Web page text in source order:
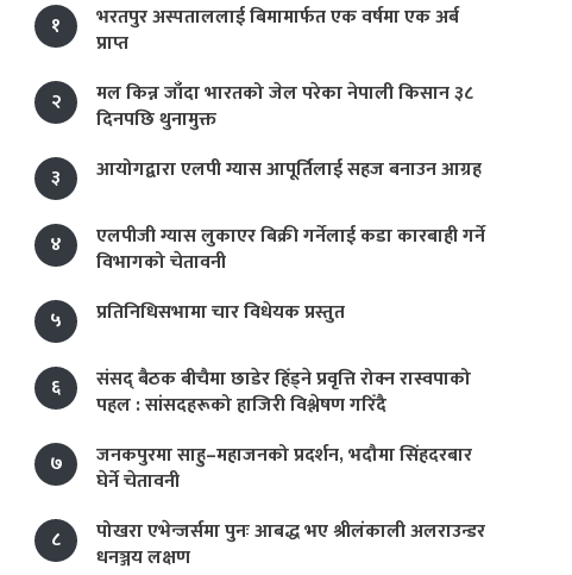
१
भरतपुर अस्पताललाई बिमामार्फत एक वर्षमा एक अर्ब
प्राप्त
२
मल किन्न जाँदा भारतको जेल परेका नेपाली किसान ३८
दिनपछि थुनामुक्त
३
आयोगद्वारा एलपी ग्यास आपूर्तिलाई सहज बनाउन आग्रह
४
एलपीजी ग्यास लुकाएर बिक्री गर्नेलाई कडा कारबाही गर्ने
विभागको चेतावनी
५
प्रतिनिधिसभामा चार विधेयक प्रस्तुत
६
संसद् बैठक बीचैमा छाडेर हिँड्ने प्रवृत्ति रोक्न रास्वपाको
पहल : सांसदहरूको हाजिरी विश्लेषण गरिँदै
७
जनकपुरमा साहु–महाजनको प्रदर्शन, भदौमा सिंहदरबार
घेर्ने चेतावनी
८
पोखरा एभेन्जर्समा पुनः आबद्ध भए श्रीलंकाली अलराउन्डर
धनञ्जय लक्षण